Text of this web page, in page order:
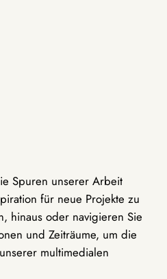
Spuren unserer Arbeit
für neue Projekte zu
hinaus oder navigieren Sie
und Zeiträume, um die
multimedialen